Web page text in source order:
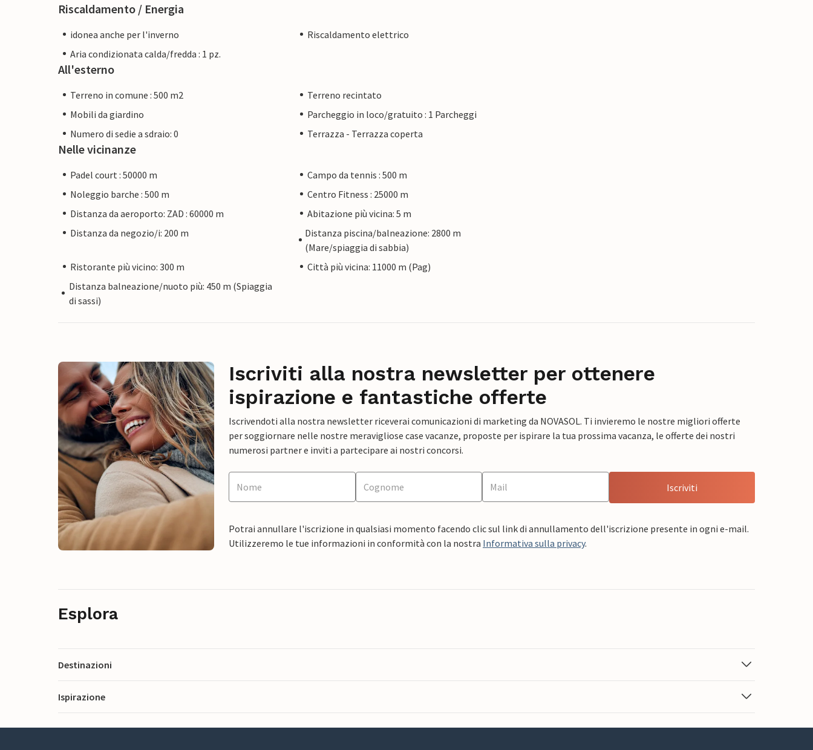
Riscaldamento / Energia
idonea anche per l'inverno
Riscaldamento elettrico
Aria condizionata calda/fredda : 1 pz.
All'esterno
Terreno in comune : 500 m2
Terreno recintato
Mobili da giardino
Parcheggio in loco/gratuito : 1 Parcheggi
Numero di sedie a sdraio: 0
Terrazza - Terrazza coperta
Nelle vicinanze
Padel court : 50000 m
Campo da tennis : 500 m
Noleggio barche : 500 m
Centro Fitness : 25000 m
Distanza da aeroporto: ZAD : 60000 m
Abitazione più vicina: 5 m
Distanza da negozio/i: 200 m
Distanza piscina/balneazione: 2800 m
(Mare/spiaggia di sabbia)
Ristorante più vicino: 300 m
Città più vicina: 11000 m (Pag)
Distanza balneazione/nuoto più: 450 m (Spiaggia
di sassi)
Iscriviti alla nostra newsletter per ottenere
ispirazione e fantastiche offerte
Iscrivendoti alla nostra newsletter riceverai comunicazioni di marketing da NOVASOL. Ti invieremo le nostre migliori offerte
per soggiornare nelle nostre meravigliose case vacanze, proposte per ispirare la tua prossima vacanza, le offerte dei nostri
numerosi partner e inviti a partecipare ai nostri concorsi.
Iscriviti
Potrai annullare l'iscrizione in qualsiasi momento facendo clic sul link di annullamento dell'iscrizione presente in ogni e-mail.
Utilizzeremo le tue informazioni in conformità con la nostra Informativa sulla privacy.
Esplora
Destinazioni
Ispirazione